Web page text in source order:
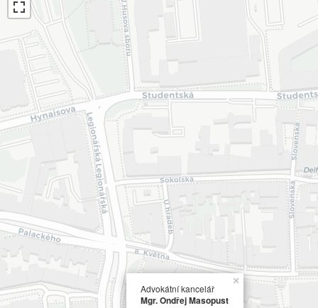
Advokátní kancelář
Mgr. Ondřej Masopust
×